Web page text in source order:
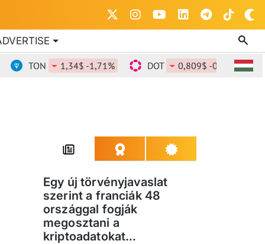
TON 1,34$ -1,71% DOT 0,809$ -0,84%
Egy új törvényjavaslat
szerint a franciák 48
országgal fogják
megosztani a
kriptoadatokat...